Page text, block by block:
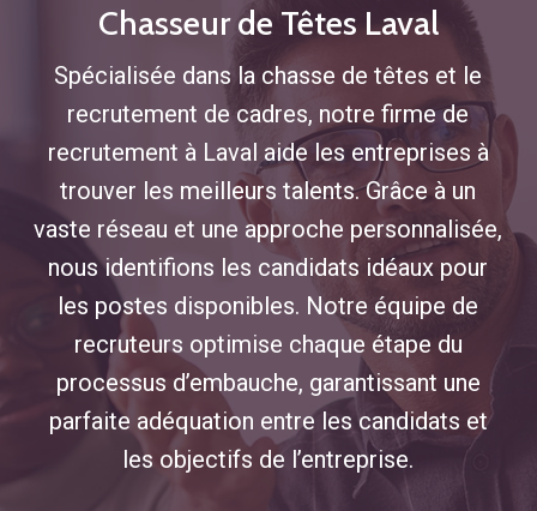
Chasseur de Têtes Laval
Spécialisée dans la chasse de têtes et le
recrutement de cadres, notre firme de
recrutement à Laval aide les entreprises à
trouver les meilleurs talents. Grâce à un
vaste réseau et une approche personnalisée,
nous identifions les candidats idéaux pour
les postes disponibles. Notre équipe de
recruteurs optimise chaque étape du
processus d’embauche, garantissant une
parfaite adéquation entre les candidats et
les objectifs de l’entreprise.